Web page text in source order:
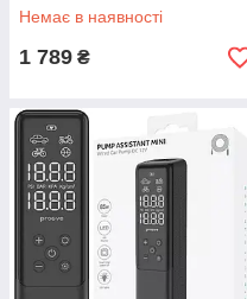
Немає в наявності
1 789 ₴